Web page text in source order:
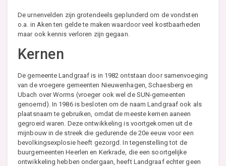
De urnenvelden zijn grotendeels geplunderd om de vondsten
o.a. in Aken ten gelde te maken waardoor veel kostbaarheden
maar ook kennis verloren zijn gegaan.
Kernen
De gemeente Landgraaf is in 1982 ontstaan door samenvoeging
van de vroegere gemeenten Nieuwenhagen, Schaesberg en
Ubach over Worms (vroeger ook wel de SUN-gemeenten
genoemd). In 1986 is besloten om de naam Landgraaf ook als
plaatsnaam te gebruiken, omdat de meeste kernen aaneen
gegroeid waren. Deze ontwikkeling is voortgekomen uit de
mijnbouw in de streek die gedurende de 20e eeuw voor een
bevolkingsexplosie heeft gezorgd. In tegenstelling tot de
buurgemeenten Heerlen en Kerkrade, die een soortgelijke
ontwikkeling hebben ondergaan, heeft Landgraaf echter geen